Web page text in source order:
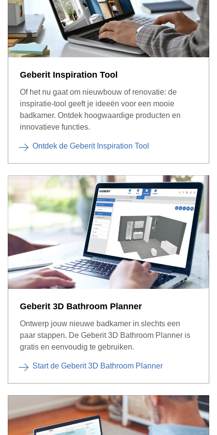
Geberit Inspiration Tool
Of het nu gaat om nieuwbouw of renovatie: de
inspiratie-tool geeft je ideeën voor een mooie
badkamer. Ontdek hoogwaardige producten en
innovatieve functies.
Ontdek de Geberit Inspiration Tool
Geberit 3D Bathroom Planner
Ontwerp jouw nieuwe badkamer in slechts een
paar stappen. De Geberit 3D Bathroom Planner is
gratis en eenvoudig te gebruiken.
Start de Geberit 3D Bathroom Planner